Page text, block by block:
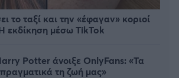
το ταξί και την «έφαγαν» κοριοί
εκδίκηση μέσω TikTok
Potter άνοιξε OnlyFans: «Τα
τη ζωή μας»